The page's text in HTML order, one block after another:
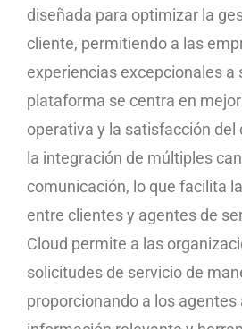
diseñada para optimizar la
cliente, permitiendo a las
experiencias excepcionales a
plataforma se centra en
operativa y la satisfacción
la integración de múltiples
comunicación, lo que facilita
entre clientes y agentes de
Cloud permite a las
solicitudes de servicio de
proporcionando a los agentes